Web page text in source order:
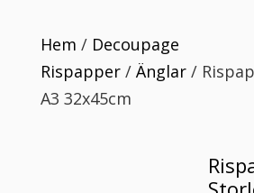
Hem / Decoupage
Rispapper/ Änglar/
A3 32x45cm